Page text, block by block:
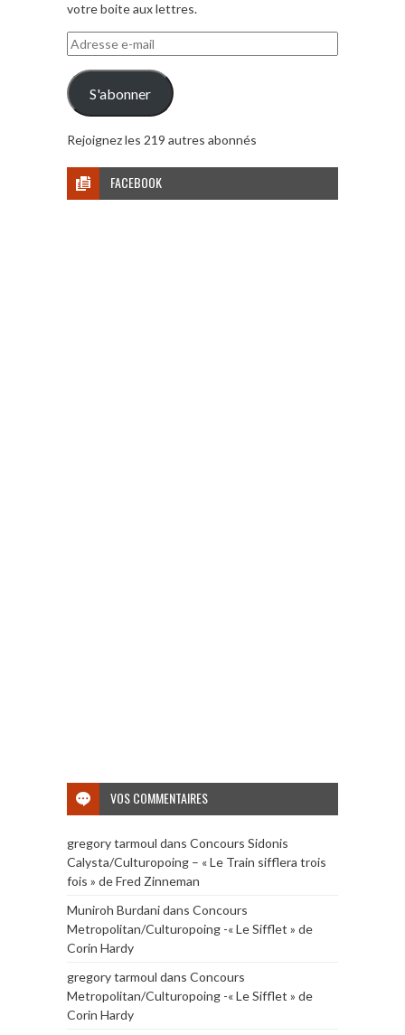
votre boite aux lettres.
Adresse
e-
mail
S'abonner
Rejoignez les 219 autres abonnés
FACEBOOK
VOS COMMENTAIRES
gregory tarmoul dans Concours Sidonis
Calysta/Culturopoing – « Le Train sifflera trois
fois » de Fred Zinneman
Muniroh Burdanidans Concours
Metropolitan/Culturopoing -« Le Sifflet » de
Corin Hardy
gregory tarmoul dans Concours
Metropolitan/Culturopoing -« Le Sifflet » de
Corin Hardy